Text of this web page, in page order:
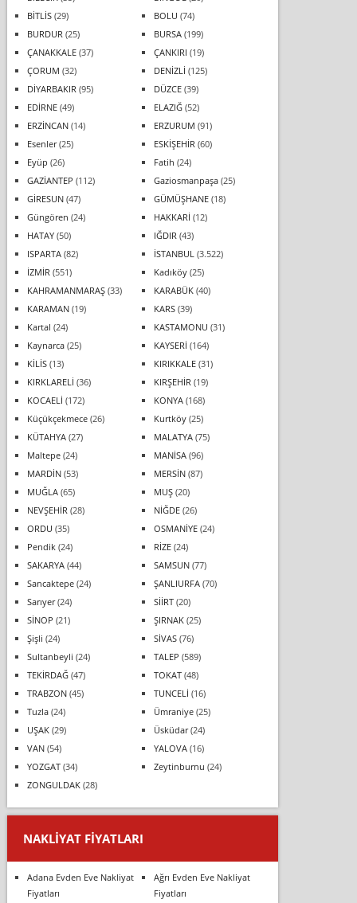
BİTLİS(29) BOLU (74)
BURDUR (25) BURSA(199)
ÇANAKKALE(37) ÇANKIRI (19)
ÇORUM (32) DENİZLİ (125)
DİYARBAKIR (95) DÜZCE(39)
EDİRNE(49) ELAZIĞ(52)
ERZİNCAN(14) ERZURUM (91)
Esenler(25) ESKİŞEHİR (60)
Eyüp (26) Fatih (24)
GAZİANTEP (112) Gaziosmanpaşa(25)
GİRESUN(47) GÜMÜŞHANE(18)
Güngören (24) HAKKARİ (12)
HATAY(50) IĞDIR (43)
ISPARTA(82) İSTANBUL (3.522)
İZMİR (551) Kadıköy(25)
KAHRAMANMARAŞ(33) KARABÜK(40)
KARAMAN(19) KARS(39)
Kartal (24) KASTAMONU (31)
Kaynarca(25) KAYSERİ (164)
KİLİS(13) KIRIKKALE(31)
KIRKLARELİ (36) KIRŞEHİR (19)
KOCAELİ (172) KONYA(168)
Küçükçekmece(26) Kurtköy(25)
KÜTAHYA(27) MALATYA(75)
Maltepe(24) MANİSA(96)
MARDİN(53) MERSİN(87)
MUĞLA(65) MUŞ(20)
NEVŞEHİR (28) NİĞDE(26)
ORDU (35) OSMANİYE(24)
Pendik(24) RİZE(24)
SAKARYA(44) SAMSUN(77)
Sancaktepe(24) ŞANLIURFA(70)
Sarıyer(24) SİİRT(20)
SİNOP (21) ŞIRNAK(25)
Şişli (24) SİVAS(76)
Sultanbeyli (24) TALEP (589)
TEKİRDAĞ(47) TOKAT(48)
TRABZON(45) TUNCELİ (16)
Tuzla(24) Ümraniye(25)
UŞAK(29) Üsküdar(24)
VAN(54) YALOVA(16)
YOZGAT(34) Zeytinburnu (24)
ZONGULDAK(28)
NAKLIYAT FIYATLARI
Adana Evden Eve Nakliyat
Fiyatları
Ağrı Evden Eve Nakliyat
Fiyatları